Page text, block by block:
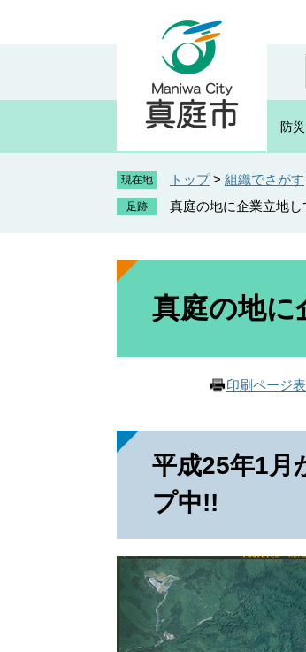
防災
現在地 トップ > 組織でさがす
真庭の地に企業立地し
本
真庭の地に
印刷ページ
平成25年1月
プ中!!